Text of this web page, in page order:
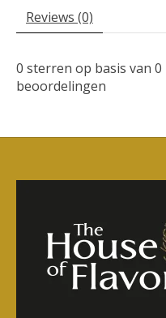
Reviews (0)
0 sterren op basis van 0
beoordelingen